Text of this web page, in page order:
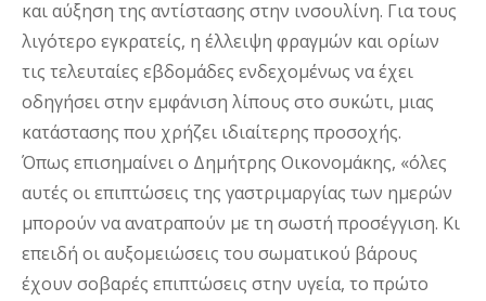
και αύξηση της αντίστασης στην ινσουλίνη. Για τους
λιγότερο εγκρατείς, η έλλειψη φραγμών και ορίων
τις τελευταίες εβδομάδες ενδεχομένως να έχει
οδηγήσει στην εμφάνιση λίπους στο συκώτι, μιας
κατάστασης που χρήζει ιδιαίτερης προσοχής.
Όπως επισημαίνει ο Δημήτρης Οικονομάκης, «όλες
αυτές οι επιπτώσεις της γαστριμαργίας των ημερών
μπορούν να ανατραπούν με τη σωστή προσέγγιση. Κι
επειδή οι αυξομειώσεις του σωματικού βάρους
έχουν σοβαρές επιπτώσεις στην υγεία, το πρώτο